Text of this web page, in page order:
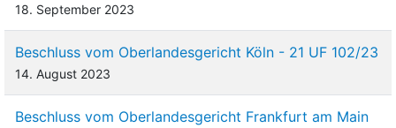
18. September 2023
Beschluss vom Oberlandesgericht Köln - 21 UF 102/23
14. August 2023
Beschluss vom Oberlandesgericht Frankfurt am Main